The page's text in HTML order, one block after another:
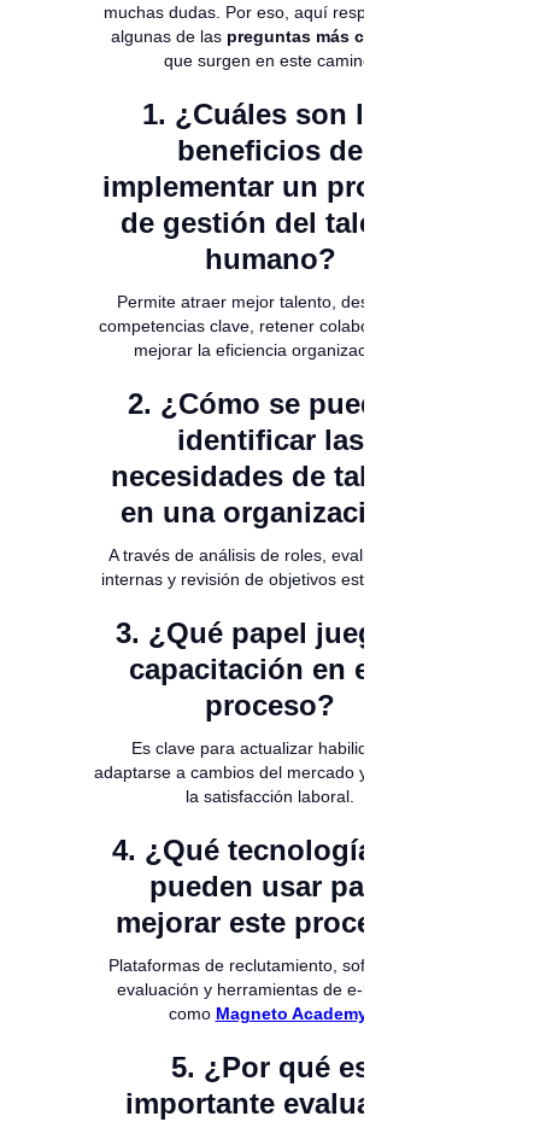
muchas dudas. Por eso, aquí respondemos
algunas de las preguntas más comunes
que surgen en este camino.
1. ¿Cuáles son los
beneficios de
implementar un proceso
de gestión del talento
humano?
Permite atraer mejor talento, desarrollar
competencias clave, retener colaboradores y
mejorar la eficiencia organizacional.
2. ¿Cómo se pueden
identificar las
necesidades de talento
en una organización?
A través de análisis de roles, evaluaciones
internas y revisión de objetivos estratégicos.
3. ¿Qué papel juega la
capacitación en este
proceso?
Es clave para actualizar habilidades,
adaptarse a cambios del mercado y aumentar
la satisfacción laboral.
4. ¿Qué tecnologías se
pueden usar para
mejorar este proceso?
Plataformas de reclutamiento, software de
evaluación y herramientas de e-learning
como Magneto Academy
5. ¿Por qué es
importante evaluar el